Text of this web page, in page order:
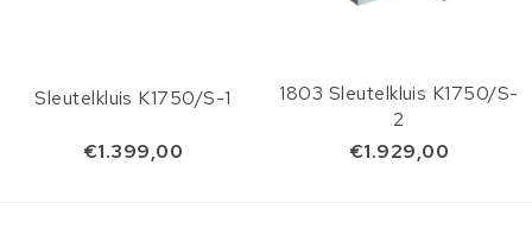
Sleutelkluis K1750/S-1
€1.399,00
1803 Sleutelkluis K1750/S-
2
€1.929,00